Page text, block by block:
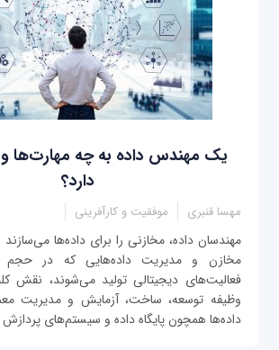
یک مهندس داده به چه مهارت‌ها و
دارد؟
مهسا قنبری موفقیت و کارآفرینی
مهندسان داده، مخازنی را برای داده‌ها
مخازن و مدیریت داده‌هایی که در حجم
فعالیت‌های دیجیتالی تولید می‌شوند، نقش
وظیفه توسعه، ساخت، آزمایش و مدیریت
داده‌ها همچون پایگاه داده و سیستم‌های پردازش